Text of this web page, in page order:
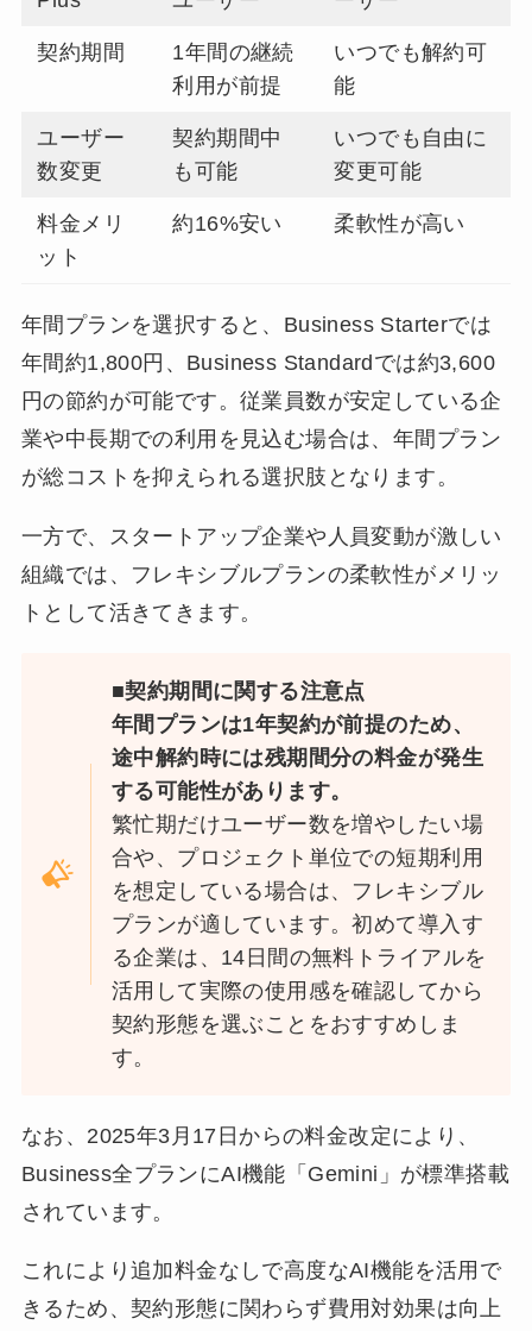
契約期間
1年間の継続
利用が前提
いつでも解約可
能
ユーザー
数変更
契約期間中
も可能
いつでも自由に
変更可能
料金メリ
ット
約16%安い 柔軟性が高い
年間プランを選択すると、Business Starterでは
年間約1,800円、Business Standardでは約3,600
円の節約が可能です。従業員数が安定している企
業や中長期での利用を見込む場合は、年間プラン
が総コストを抑えられる選択肢となります。
一方で、スタートアップ企業や人員変動が激しい
組織では、フレキシブルプランの柔軟性がメリッ
トとして活きてきます。
■契約期間に関する注意点
年間プランは1年契約が前提のため、
途中解約時には残期間分の料金が発生
する可能性があります。
繁忙期だけユーザー数を増やしたい場
合や、プロジェクト単位での短期利用
を想定している場合は、フレキシブル
プランが適しています。初めて導入す
る企業は、14日間の無料トライアルを
活用して実際の使用感を確認してから
契約形態を選ぶことをおすすめしま
す。
なお、2025年3月17日からの料金改定により、
Business全プランにAI機能「Gemini」が標準搭載
されています。
これにより追加料金なしで高度なAI機能を活用で
きるため、契約形態に関わらず費用対効果は向上